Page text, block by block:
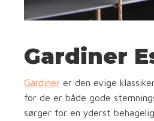
Gardiner
Gardiner er den evige
for de er både gode
sørger for en yderst